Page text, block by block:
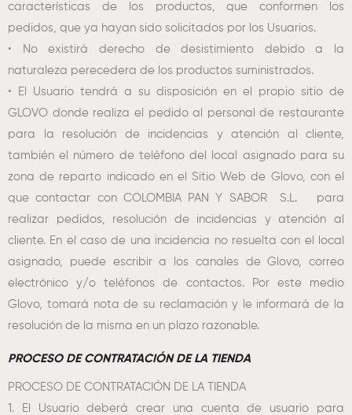
características de los productos, que conformen los
pedidos, que ya hayan sido solicitados por los Usuarios.
• No existirá derecho de desistimiento debido a la
naturaleza perecedera de los productos suministrados.
• El Usuario tendrá a su disposición en el propio sitio de
GLOVO donde realiza el pedido al personal de restaurante
para la resolución de incidencias y atención al cliente,
también el número de teléfono del local asignado para su
zona de reparto indicado en el Sitio Web de Glovo, con el
que contactar con COLOMBIA PAN Y SABOR S.L. para
realizar pedidos, resolución de incidencias y atención al
cliente. En el caso de una incidencia no resuelta con el local
asignado, puede escribir a los canales de Glovo, correo
electrónico y/o teléfonos de contactos. Por este medio
Glovo, tomará nota de su reclamación y le informará de la
resolución de la misma en un plazo razonable.
PROCESO DE CONTRATACIÓN DE LA TIENDA
PROCESO DE CONTRATACIÓN DE LA TIENDA
1. El Usuario deberá crear una cuenta de usuario para